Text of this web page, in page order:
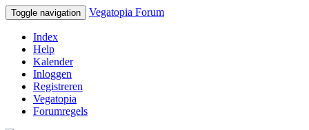
Toggle navigation Vegatopia Forum
Index
Help
Kalender
Inloggen
Registreren
Vegatopia
Forumregels